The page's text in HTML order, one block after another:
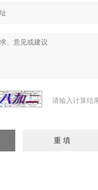
请输入计算结